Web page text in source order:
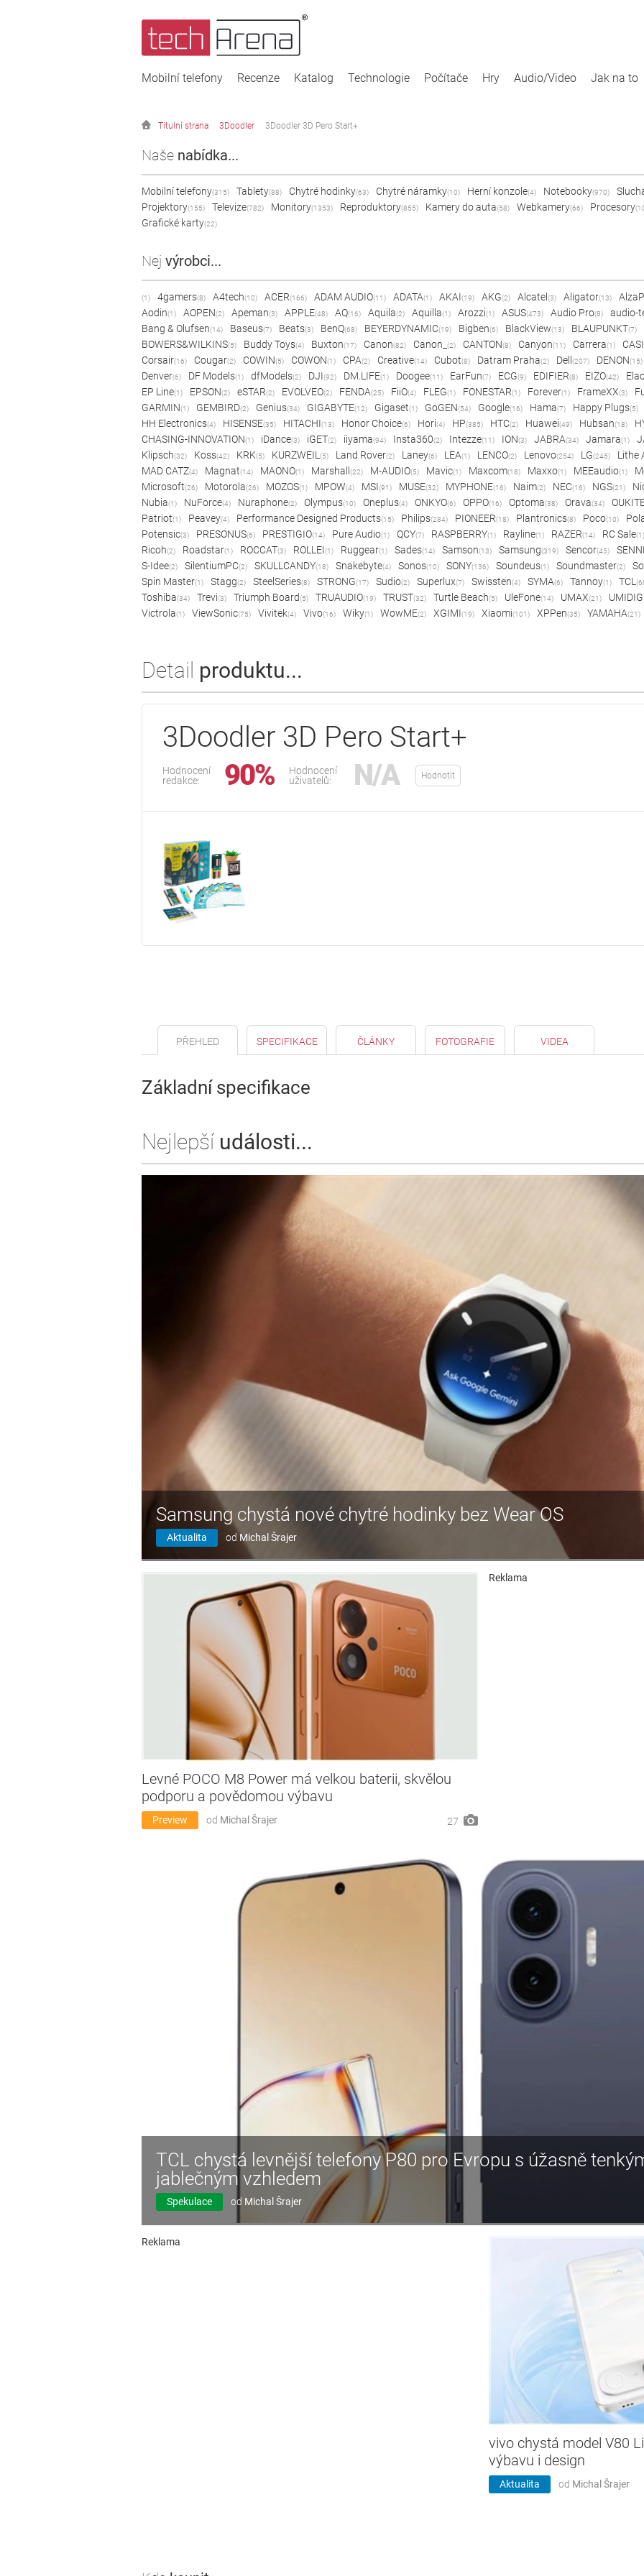
Mobilní telefony Recenze Katalog Technologie Počítače Hry Audio/Video Jak na to
Titulní strana 3Doodler 3Doodler 3D Pero Start+
Naše nabídka...
Mobilní telefony(315) Tablety(88) Chytré hodinky(63) Chytré náramky(10) Herní konzole(4) Notebooky(970)
Projektory(155) Televize(782) Monitory(1353) Reproduktory(855) Kamery do auta(58) Webkamery(66) Procesory
Grafické karty(22)
Nej výrobci...
(1) 4gamers(8) A4tech(10) ACER(166) ADAM AUDIO(11) ADATA(1) AKAI(19) AKG(2) Alcatel (3) Aligator(13)
Aodin(1) AOPEN(2) Apeman(3) APPLE(48) AQ(16) Aquila(2) Aquilla(1) Arozzi(1) ASUS(473) Audio Pro(8)
audio-
Bang & Olufsen(14) Baseus(7) Beats(3) BenQ(68) BEYERDYNAMIC(19) Bigben(6) BlackView(13) BLAUPUNKT(7)
BOWERS&WILKINS(5) Buddy Toys(4) Buxton(17) Canon(82) Canon_ (2) CANTON(8) Canyon(11) Carrera(1)
Corsair(16) Cougar(2) COWIN(5) COWON(1) CPA(2) Creative(14) Cubot(8) Datram Praha(2) Dell (207) DENON(15)
Denver(6) DF Models(1) dfModels(2) DJI(92) DM.LIFE(1) Doogee(11) EarFun(7) ECG(9) EDIFIER(8) EIZO(42)
Elac
EP Line(1) EPSON(2) eSTAR(2) EVOLVEO(2) FENDA(25) FiiO(4) FLEG(1) FONESTAR(1) Forever(1) FrameXX(3)
GARMIN(1) GEMBIRD(2) Genius(34) GIGABYTE(12) Gigaset(1) GoGEN(54) Google(16) Hama(7) Happy Plugs(5)
HH Electronics(4) HISENSE(35) HITACHI(13) Honor Choice(6) Hori(4) HP(385) HTC(2) Huawei(49) Hubsan(18)
CHASING-INNOVATION(1) iDance(3) iGET(2) iiyama(94) Insta360(2) Intezze(11) ION(3) JABRA(34) Jamara(1)
Klipsch(32) Koss(42) KRK(5) KURZWEIL(5) Land Rover(2) Laney(6) LEA(1) LENCO(2) Lenovo(254) LG(245)
Lithe
MAD CATZ(4) Magnat(14) MAONO(1) Marshall (22) M-AUDIO(5) Mavic(1) Maxcom(18) Maxxo(1) MEEaudio(1)
Microsoft(26) Motorola(26) MOZOS(1) MPOW(4) MSI(91) MUSE(32) MYPHONE(16) Naim(2) NEC(16) NGS(21)
Nubia(1) NuForce(4) Nuraphone(2) Olympus(10) Oneplus(4) ONKYO(6) OPPO(16) Optoma(38) Orava(34)
Patriot(1) Peavey(4) Performance Designed Products(15) Philips(284) PIONEER(18) Plantronics(8) Poco(10)
Potensic(3) PRESONUS(6) PRESTIGIO(14) Pure Audio(1) QCY(7) RASPBERRY(1) Rayline(1) RAZER(14) RC Sale(1)
Ricoh(2) Roadstar(1) ROCCAT(3) ROLLEI(1) Ruggear(1) Sades(14) Samson(13) Samsung(319) Sencor(45)
S-Idee(2) SilentiumPC(2) SKULLCANDY(18) Snakebyte(4) Sonos(10) SONY(136) Soundeus(1) Soundmaster(2)
Spin Master(1) Stagg(2) SteelSeries(8) STRONG(17) Sudio(2) Superlux(7) Swissten(4) SYMA(6) Tannoy(1) TCL
Toshiba(34) Trevi(3) Triumph Board(5) TRUAUDIO(19) TRUST(32) Turtle Beach(5) UleFone(14) UMAX(21)
Victrola(1) ViewSonic(75) Vivitek(4) Vivo(16) Wiky(1) WowME(2) XGIMI(19) Xiaomi(101) XPPen(35) YAMAHA(21)
Detail produktu...
3Doodler 3D Pero Start+
Hodnocení
redakce:
90%
Hodnocení
uživatelů:
N/A Hodnotit
PŘEHLED SPECIFIKACE ČLÁNKY FOTOGRAFIE VIDEA
Základní specifikace
Nejlepší události...
Samsung chystá nové chytré hodinky bez Wear OS
Aktualita od Michal Šrajer
Levné POCO M8 Power má velkou baterii, skvělou
podporu a povědomou výbavu
Preview od Michal Šrajer 27
Reklama
TCL chystá levnější telefony P80 pro Evropu s úžasně
jablečným vzhledem
Spekulace od Michal Šrajer
Reklama
vivo chystá model V80
výbavu i design
Aktualita od Michal Šrajer